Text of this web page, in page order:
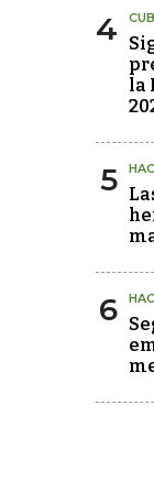
4
la
5
6